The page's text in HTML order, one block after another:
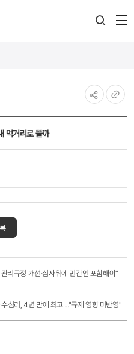
먹거리로 뜰까
리규정 개선·심사위에 민간인 포함해야"
심리, 4년 만에 최고…"규제 영향 미반영"